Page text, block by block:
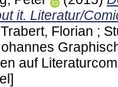
it. Literatur/
Trabert, Florian ;
auf